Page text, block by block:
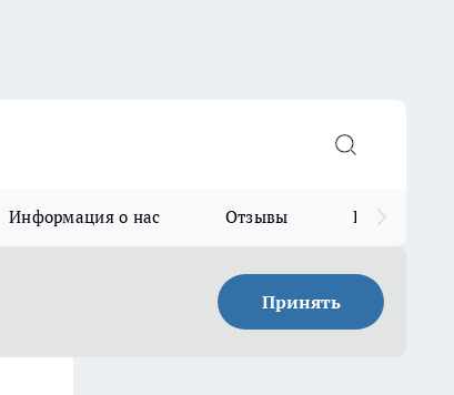
Информация о нас Отзывы Прайс для
Принять